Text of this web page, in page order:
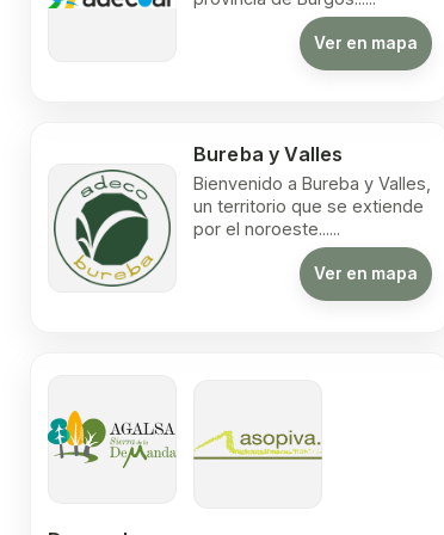
Ver en mapa
Bureba y Valles
Bienvenido a Bureba y Valles,
un territorio que se extiende
por el noroeste......
Ver en mapa